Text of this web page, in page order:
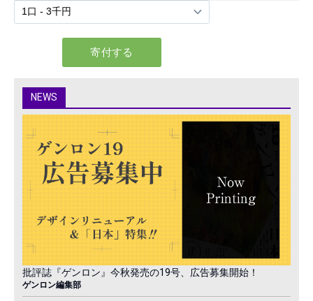
NEWS
批評誌『ゲンロン』今秋発売の19号、広告募集開始！
ゲンロン編集部